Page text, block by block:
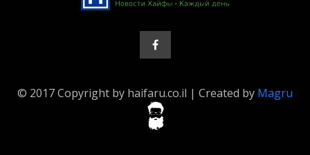
© 2017 Copyright by haifaru.co.il | Created by Magru